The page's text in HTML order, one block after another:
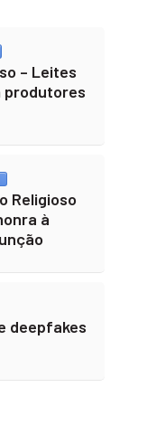
– Leites
produtores
Religioso
à
deepfakes